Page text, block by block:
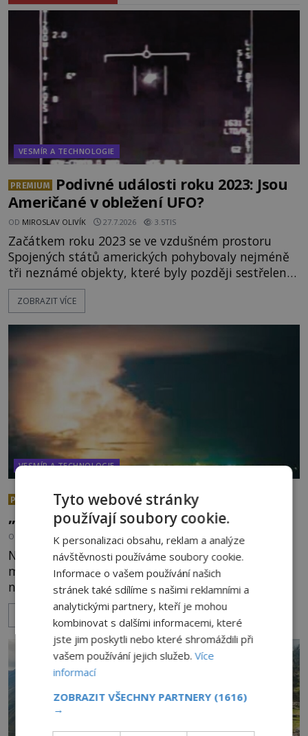
VESMÍR A TECHNOLOGIE
PREMIUM
Podivné události roku 2023: Jsou
Američané v obležení UFO?
OD MIROSLAV OLIVÍK 27.7.2026 3.5TIS
Začátkem roku 2023 se ve vzdušném prostoru
Spojených států amerických pohybovaly nejméně
tři neznámé objekty, které byly později sestřeleny.
Do dnešních dnů nebyly trosky těchto létajících
těles objeveny. Je možné, že šlo o nějaké nové
mimozemského původu? Dne 4. února roku 2023
vydává
ZOBRAZIT VÍCE
VESMÍR A TECHNOLOGIE
PREMIUM
Nad australským městem
„tančila“ záhadná světla
OD EVA SOUKUPOVÁ 4.7.2026 3.4TIS
Noční oblohu nad okrajem severoaustralského
města Darwin rozzářila záhadná světla
neznámého původu. Modré světelné koule byly
viditelné nejméně dvacet minut, během nichž se
opakovaně objevovaly a zase mizely. Svědek, který
úkaz zachytil na mobilní telefon, se domnívá, že
mohlo jít o návštěvu ze světa duchů. Záhadný
záznam okamžitě rozpoutal deb
ZOBRAZIT VÍCE
Tyto webové stránky
používají soubory cookie.
K personalizaci obsahu, reklam a analýze
návštěvnosti používáme soubory cookie.
Informace o vašem používání našich
stránek také sdílíme s našimi reklamními a
analytickými partnery, kteří je mohou
kombinovat s dalšími informacemi, které
jste jim poskytli nebo které shromáždili při
vašem používání jejich služeb.Více
informací
ZOBRAZIT VŠECHNY PARTNERY (1616)
→